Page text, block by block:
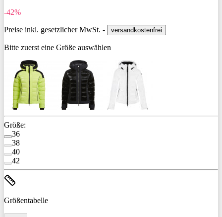
-42%
Preise inkl. gesetzlicher MwSt. - versandkostenfrei
Bitte zuerst eine Größe auswählen
Größe:
36
38
40
42
Größentabelle